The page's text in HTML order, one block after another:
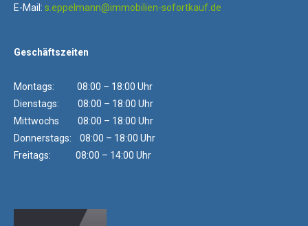
E-Mail: s.eppelmann@immobilien-sofortkauf.de
Geschäftszeiten
Montags: 08:00 – 18:00 Uhr
Dienstags: 08:00 – 18:00 Uhr
Mittwochs 08:00 – 18:00 Uhr
Donnerstags: 08:00 – 18:00 Uhr
Freitags: 08:00 – 14:00 Uhr